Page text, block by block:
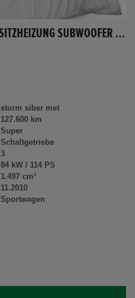
HONDA CR-Z GT HYBRID PDC SITZHEIZUNG SUBWOOFER BLUETOOTH
storm siber met
127.600 km
Super
Schaltgetriebe
3
84 kW / 114 PS
1.497 cm³
11.2010
Sportwagen